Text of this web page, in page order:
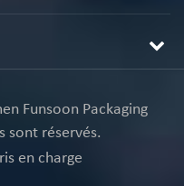
Funsoon Packaging
sont réservés.
en charge